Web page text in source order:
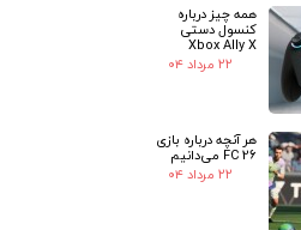
همه چیز درباره
کنسول دستی
Xbox Ally X
۲۲ مرداد ۰۴
هر آنچه درباره بازی
FC 26 می‌دانیم
۲۲ مرداد ۰۴